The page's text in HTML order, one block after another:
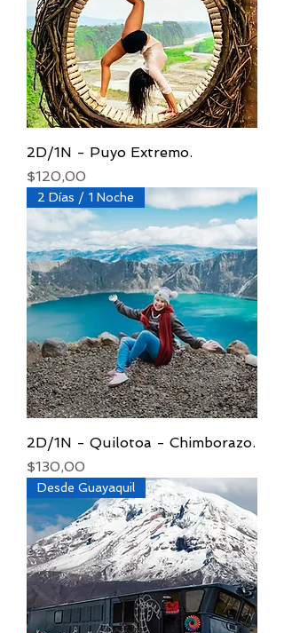
2D/1N - Puyo Extremo.
Precio
$120,00
2 Días / 1 Noche
2D/1N - Quilotoa - Chimborazo.
Precio
$130,00
Desde Guayaquil